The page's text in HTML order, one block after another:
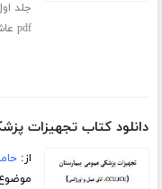
جلد
pdf عاشقانه
دانلود کتاب تجهیزات
از: